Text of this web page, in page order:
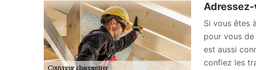
Adressez-
Si vous êtes
pour vous de
est aussi
confiez les